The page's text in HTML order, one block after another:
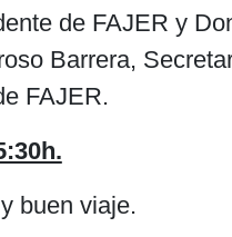
de FAJER y
Barrera,
FAJER.
buen viaje.